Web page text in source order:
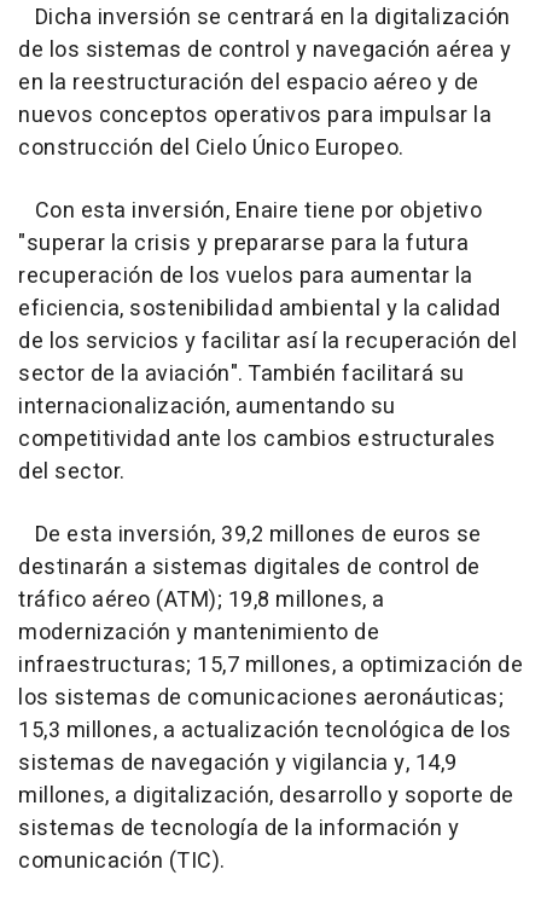
Dicha inversión se centrará en la digitalización
de los sistemas de control y navegación aérea y
en la reestructuración del espacio aéreo y de
nuevos conceptos operativos para impulsar la
construcción del Cielo Único Europeo.
Con esta inversión, Enaire tiene por objetivo
"superar la crisis y prepararse para la futura
recuperación de los vuelos para aumentar la
eficiencia, sostenibilidad ambiental y la calidad
de los servicios y facilitar así la recuperación del
sector de la aviación". También facilitará su
internacionalización, aumentando su
competitividad ante los cambios estructurales
del sector.
De esta inversión, 39,2 millones de euros se
destinarán a sistemas digitales de control de
tráfico aéreo (ATM); 19,8 millones, a
modernización y mantenimiento de
infraestructuras; 15,7 millones, a optimización de
los sistemas de comunicaciones aeronáuticas;
15,3 millones, a actualización tecnológica de los
sistemas de navegación y vigilancia y, 14,9
millones, a digitalización, desarrollo y soporte de
sistemas de tecnología de la información y
comunicación (TIC).